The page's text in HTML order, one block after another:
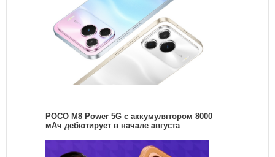
POCO M8 Power 5G с аккумулятором 8000
мАч дебютирует в начале августа